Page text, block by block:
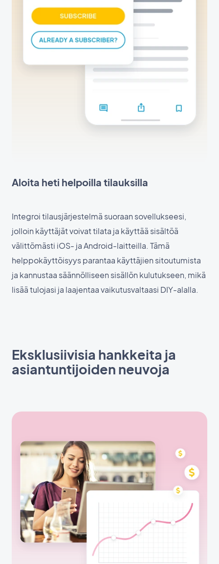
Aloita heti helpoilla tilauksilla
Integroi tilausjärjestelmä suoraan sovellukseesi,
jolloin käyttäjät voivat tilata ja käyttää sisältöä
välittömästi iOS- ja Android-laitteilla. Tämä
helppokäyttöisyys parantaa käyttäjien sitoutumista
ja kannustaa säännölliseen sisällön kulutukseen, mikä
lisää tulojasi ja laajentaa vaikutusvaltaasi DIY-alalla.
Eksklusiivisia hankkeita ja
asiantuntijoiden neuvoja